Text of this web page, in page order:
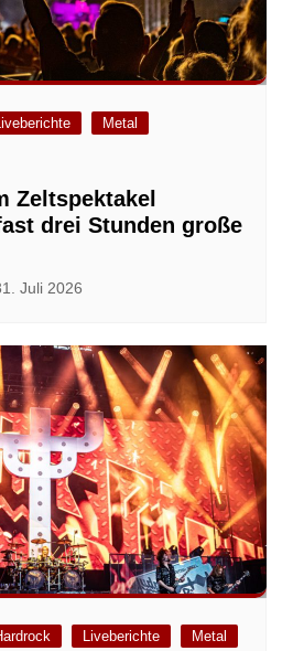
Liveberichte
Metal
Zeltspektakel
drei Stunden große
Juli 2026
Liveberichte
Metal